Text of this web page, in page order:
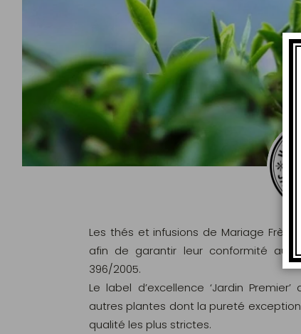
Les thés et infusions de Mariage
afin de garantir leur conformité aux
396/2005.
Le label d’excellence ‘Jardin
autres plantes dont la pureté
qualité les plus strictes.